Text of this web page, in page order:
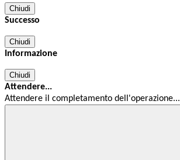
Chiudi
Successo
Chiudi
Informazione
Chiudi
Attendere...
Attendere il completamento dell'operazione...